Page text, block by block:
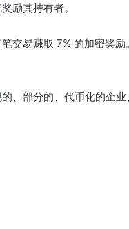
励其持有者。
交易赚取 7% 的加密奖励。
、部分的、代币化的企